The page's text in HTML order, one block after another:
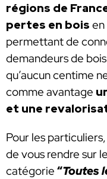
régions de
pertes en bois
permettant de
demandeurs de
qu’aucun centime
comme avantage
et une
Pour les
de vous rendre sur
catégorie “Toutes